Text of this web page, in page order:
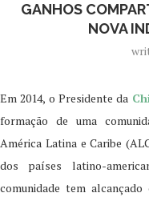
GANHOS
NOVA
Em 2014, o Presidente da
formação de uma
América Latina e Caribe
dos países latino-
comunidade tem